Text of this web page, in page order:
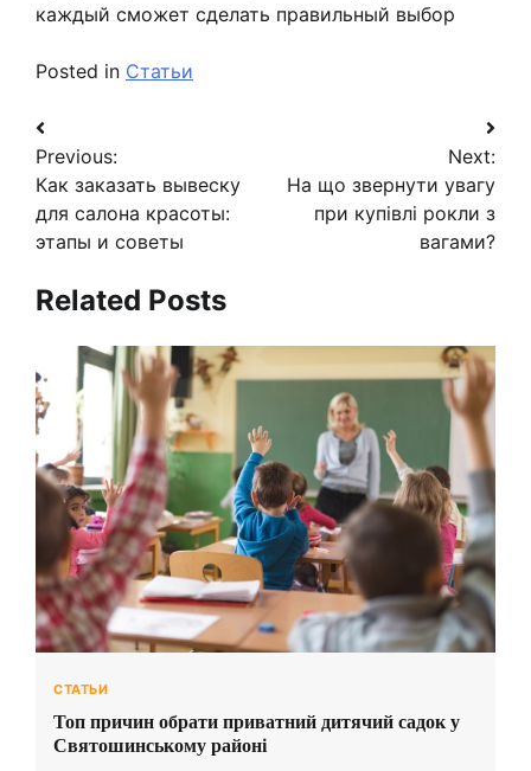
каждый сможет сделать правильный выбор
Posted in Статьи
Навигация
по
записям
Previous:
Как заказать вывеску
для салона красоты:
этапы и советы
Next:
На що звернути увагу
при купівлі рокли з
вагами?
Related Posts
СТАТЬИ
Топ причин обрати приватний дитячий садок у
Святошинському районі